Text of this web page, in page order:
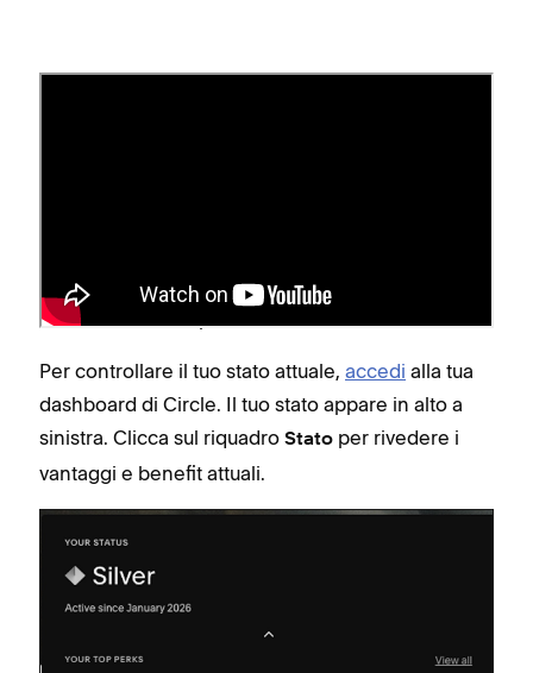
e il coinvolgimento nella community Circle e può
cambiare nel tempo.
Per controllare il tuo stato attuale, accedi alla tua
dashboard di Circle. Il tuo stato appare in alto a
sinistra. Clicca sul riquadro Stato per rivedere i
vantaggi e benefit attuali.